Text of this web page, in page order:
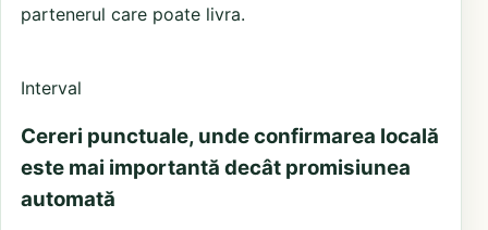
partenerul care poate livra.
Interval
Cereri punctuale, unde confirmarea locală
este mai importantă decât promisiunea
automată